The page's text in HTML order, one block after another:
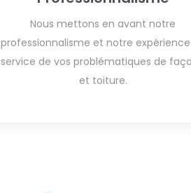
Nous mettons en avant notre
professionnalisme et notre
service de vos problématiques de
et toiture.